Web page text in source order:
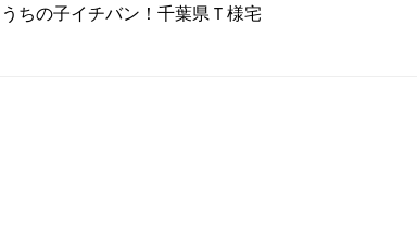
うちの子イチバン！千葉県Ｔ様宅